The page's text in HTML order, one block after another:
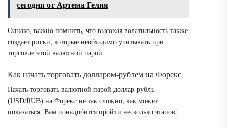
сегодня от Артема Гелия
Однако, важно помнить, что высокая волатильность также
создает риски, которые необходимо учитывать при
торговле этой валютной парой.
Как начать торговать долларом-рублем на Форекс
Начать торговать валютной парой доллар-рубль
(USD/RUB) на Форекс не так сложно, как может
показаться. Вам понадобится пройти несколько этапов⁚